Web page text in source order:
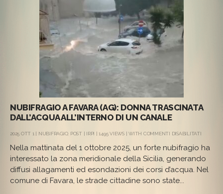
NUBIFRAGIO A FAVARA (AG): DONNA TRASCINATA
DALL’ACQUA ALL’INTERNO DI UN CANALE
2025 OTT 1 | NUBIFRAGIO, POST | IRPI | 1495 VIEWS | WITH COMMENTI DISABILITATISU
A
(AG):
DONNA
Nella mattinata del 1 ottobre 2025, un forte nubifragio ha
interessato la zona meridionale della Sicilia, generando
diffusi allagamenti ed esondazioni dei corsi d’acqua. Nel
comune di Favara, le strade cittadine sono state...